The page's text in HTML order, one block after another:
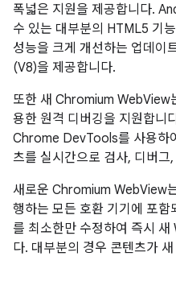
폭넓은 지원을 제공합니다.
수 있는 대부분의 HTML5 기
성능을 크게 개선하는 업데이
(V8)을 제공합니다.
또한 새 Chromium WebView
용한 원격 디버깅을 지원합니
Chrome DevTools를 사용하
츠를 실시간으로 검사, 디버그
새로운 Chromium WebView
행하는 모든 호환 기기에 포
를 최소한만 수정하여 즉시
다. 대부분의 경우 콘텐츠가